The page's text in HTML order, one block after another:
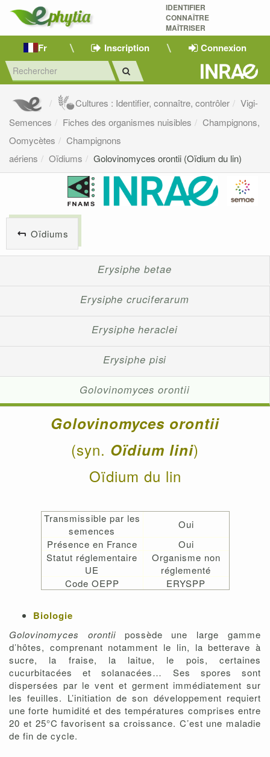
IDENTIFIER
CONNAÎTRE
MAÎTRISER
Fr Inscription Connexion
Cultures : Identifier, connaître, contrôler
Vigi-
Semences
Fiches des organismes nuisibles
Champignons,
Oomycètes
Champignons
aériens
Oïdiums Golovinomyces orontii (Oïdium du lin)
Oïdiums
Erysiphe betae
Erysiphe cruciferarum
Erysiphe heraclei
Erysiphe pisi
Golovinomyces orontii
Golovinomyces orontii
(syn. Oïdium lini)
Oïdium du lin
Transmissible par les
semences
Oui
Présence en France
Oui
Statut réglementaire
UE
Organisme non
réglementé
Code OEPP
ERYSPP
Biologie
Golovinomyces orontii possède une large gamme
d’hôtes, comprenant notamment le lin, la betterave à
sucre, la fraise, la laitue, le pois, certaines
cucurbitacées et solanacées… Ses spores sont
dispersées par le vent et germent immédiatement sur
les feuilles. L’initiation de son développement requiert
une forte humidité et des températures comprises entre
20 et 25°C favorisent sa croissance. C’est une maladie
de fin de cycle.